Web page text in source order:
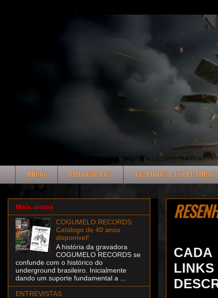
INÍCIO ENTREVISTAS RESENHAS E COBERTURAS
Mais vistos
COGUMELO RECORDS:
Catálogo de 40 anos
disponível!
A história da gravadora
COGUMELO RECORDS se
confunde com o histórico do
underground brasileiro. Inicialmente
dando um suporte fundamental a ...
ENTREVISTAS